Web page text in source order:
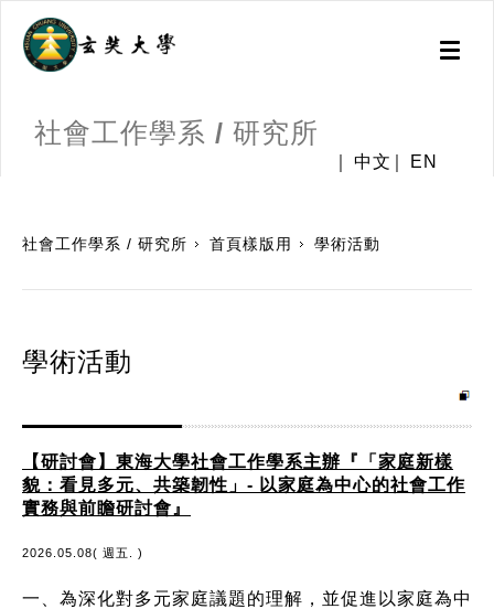
Toggle
社會工作學系 / 研究所
中文 EN
社會工作學系 / 研究所 首頁樣版用 學術活動
學術活動
【研討會】東海大學社會工作學系主辦『「家庭新樣
貌：看見多元、共築韌性」- 以家庭為中心的社會工作
實務與前瞻研討會』
2026.05.08( 週五. )
一、為深化對多元家庭議題的理解，並促進以家庭為中